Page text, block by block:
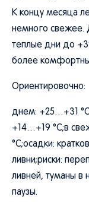
К концу месяца
немного свежее.
теплые дни до
более
Ориентировочно:
днем: +25…+31
+14…+19 °C;в
°C;осадки:
ливни;риски:
ливней, туманы в
паузы.